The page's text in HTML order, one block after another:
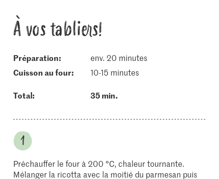
À vos tabliers!
Préparation:
env. 20 minutes
cuisson au four:
10-15 minutes
Total: 35 min.
Préchauffer le four à 200 °C, chaleur tournante.
Mélanger la ricotta avec la moitié du parmesan puis